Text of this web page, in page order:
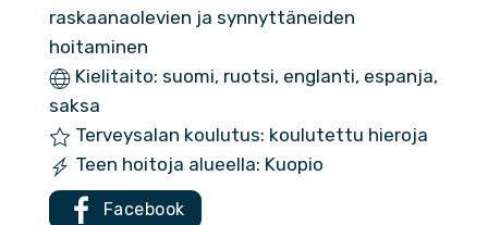
raskaanaolevien ja synnyttäneiden
hoitaminen
Kielitaito: suomi, ruotsi, englanti, espanja,
saksa
Terveysalan koulutus: koulutettu hieroja
Teen hoitoja alueella: Kuopio
Facebook